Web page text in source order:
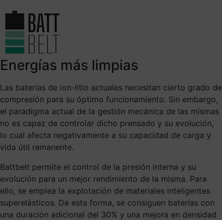
Energías más limpias
Las baterías de ion-litio actuales necesitan cierto grado de
compresión para su óptimo funcionamiento. Sin embargo,
el paradigma actual de la gestión mecánica de las mismas
no es capaz de controlar dicho prensado y su evolución,
lo cual afecta negativamente a su capacidad de carga y
vida útil remanente.
Battbelt permite el control de la presión interna y su
evolución para un mejor rendimiento de la misma. Para
ello, se emplea la explotación de materiales inteligentes
superelásticos. De esta forma, se consiguen baterías con
una duración adicional del 30% y una mejora en densidad